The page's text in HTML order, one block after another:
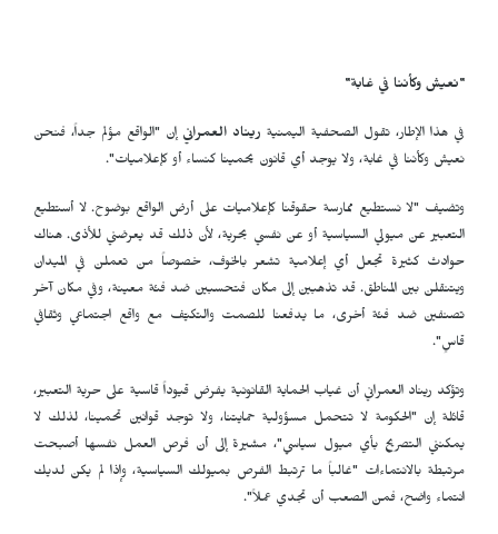
"نعيش وكأننا في غابة"
في هذا الإطار، تقول الصحفية اليمنية ريناد العمراني إن "الواقع مؤلم جداً، فنحن
نعيش وكأننا في غابة، ولا يوجد أي قانون يحمينا كنساء أو كإعلاميات".
وتضيف "لا نستطيع ممارسة حقوقنا كإعلاميات على أرض الواقع بوضوح. لا أستطيع
التعبير عن ميولي السياسية أو عن نفسي بحرية، لأن ذلك قد يعرضني للأذى. هناك
حوادث كثيرة تجعل أي إعلامية تشعر بالخوف، خصوصاً من تعملن في الميدان
ويتنقلن بين المناطق. قد تذهبين إلى مكان فتحسبين ضد فئة معينة، وفي مكان آخر
تصنفين ضد فئة أخرى، ما يدفعنا للصمت والتكيّف مع واقع اجتماعي وثقافي
قاسٍ".
وتؤكد ريناد العمراني أن غياب الحماية القانونية يفرض قيوداً قاسية على حرية التعبير،
قائلة إن "الحكومة لا تتحمل مسؤولية حمايتنا، ولا توجد قوانين تحمينا، لذلك لا
يمكنني التصريح بأي ميول سياسي"، مشيرة إلى أن فرص العمل نفسها أصبحت
مرتبطة بالانتماءات "غالباً ما ترتبط الفرص بميولك السياسية، وإذا لم يكن لديك
انتماء واضح، فمن الصعب أن تجدي عملاً".